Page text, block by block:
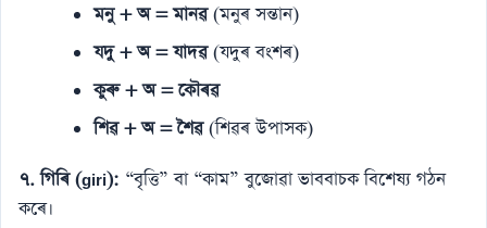
মনু + অ = মানৱ(মনুৰ সন্তান)
যদু + অ = যাদৱ(যদুৰ বংশৰ)
কুৰু + অ = কৌৰৱ
শিৱ + অ = শৈৱ(শিৱৰ উপাসক)
৭. গিৰি (giri): “বৃত্তি” বা “কাম” বুজোৱা ভাববাচক বিশেষ্য গঠন
কৰে।